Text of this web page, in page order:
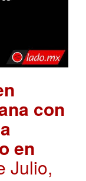
con
en
Julio,